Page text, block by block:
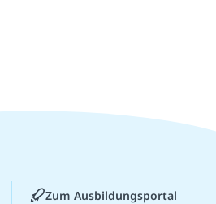
Zum Ausbildungsportal